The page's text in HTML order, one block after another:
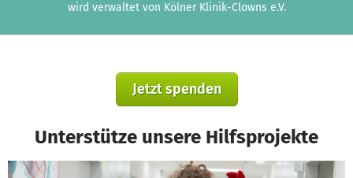
wird verwaltet von Kölner Klinik-Clowns e.V.
Jetzt spenden
Unterstütze unsere Hilfsprojekte